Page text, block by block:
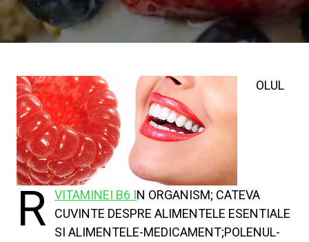
R
OLUL
VITAMINEI B6 IN ORGANISM; CATEVA
CUVINTE DESPRE ALIMENTELE ESENTIALE
SI ALIMENTELE-MEDICAMENT;POLENUL-